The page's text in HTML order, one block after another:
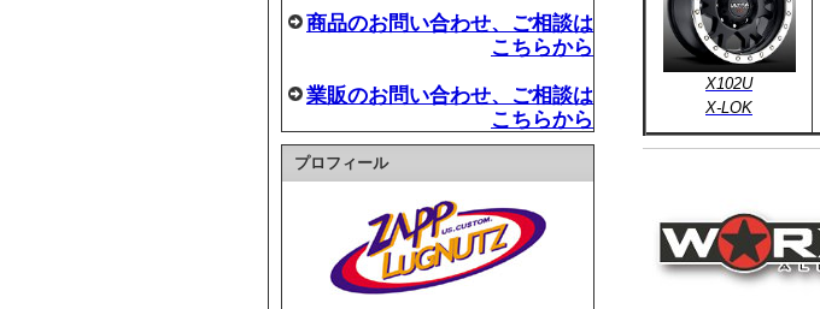
X102U
X-LOK
商品のお問い合わせ、ご相談は
こちらから
業販のお問い合わせ、ご相談は
こちらから
プロフィール